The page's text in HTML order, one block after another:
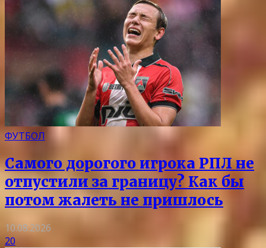
ФУТБОЛ
Самого дорогого игрока РПЛ не
отпустили за границу? Как бы
потом жалеть не пришлось
10.08.2026
20